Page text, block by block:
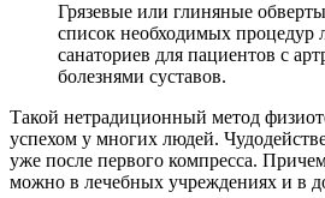
Грязевые или глиняные
список необходимых процедур
санаториев для пациентов с
болезнями суставов.
Такой нетрадиционный метод
успехом у многих людей.
уже после первого компресса.
можно в лечебных учреждениях и в